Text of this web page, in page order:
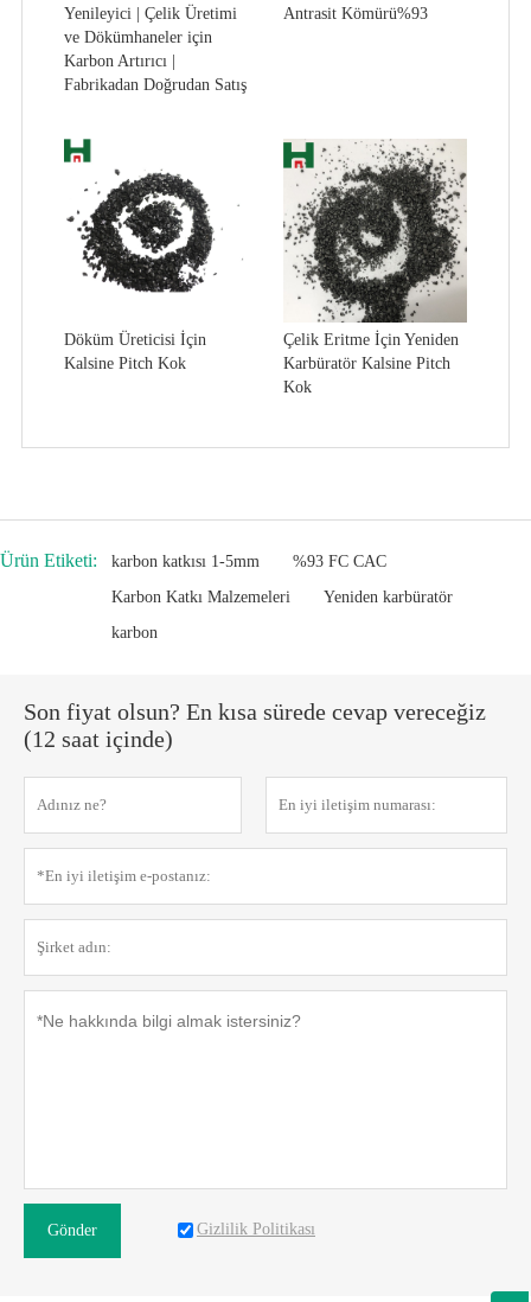
Yenileyici | Çelik Üretimi
ve Dökümhaneler için
Karbon Artırıcı |
Fabrikadan Doğrudan Satış
Antrasit Kömürü%93
Döküm Üreticisi İçin
Kalsine Pitch Kok
Çelik Eritme İçin Yeniden
Karbüratör Kalsine Pitch
Kok
Ürün Etiketi: karbon katkısı 1-5mm
%93 FC CAC
Karbon Katkı Malzemeleri
Yeniden karbüratör
karbon
Son fiyat olsun? En kısa sürede cevap vereceğiz
(12 saat içinde)
Gönder Gizlilik Politikası